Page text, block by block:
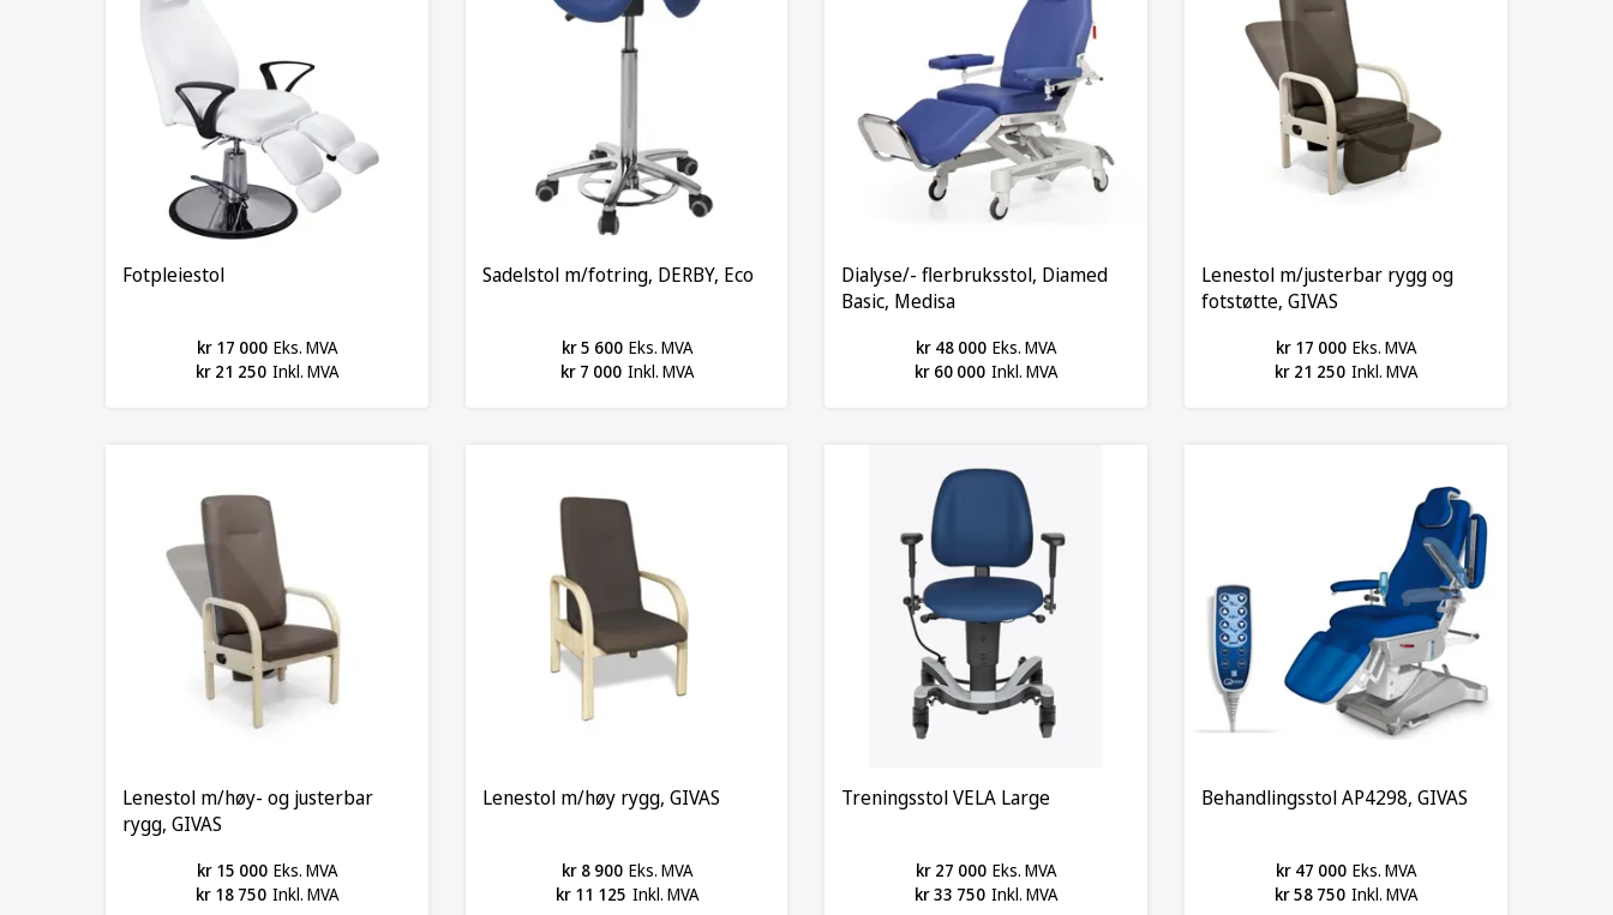
Fotpleiestol
kr 17 000 Eks. MVA
kr 21 250 Inkl. MVA
Sadelstol m/fotring, DERBY, Eco
kr 5 600 Eks. MVA
kr 7 000 Inkl. MVA
Dialyse/- flerbruksstol, Diamed
Basic, Medisa
kr 48 000 Eks. MVA
kr 60 000 Inkl. MVA
Lenestol m/justerbar rygg og
fotstøtte, GIVAS
kr 17 000 Eks. MVA
kr 21 250 Inkl. MVA
Lenestol m/høy- og justerbar
rygg, GIVAS
kr 15 000 Eks. MVA
kr 18 750 Inkl. MVA
Lenestol m/høy rygg, GIVAS
kr 8 900 Eks. MVA
kr 11 125 Inkl. MVA
Treningsstol VELA Large
kr 27 000 Eks. MVA
kr 33 750 Inkl. MVA
Behandlingsstol AP4298, GIVAS
kr 47 000 Eks. MVA
kr 58 750 Inkl. MVA